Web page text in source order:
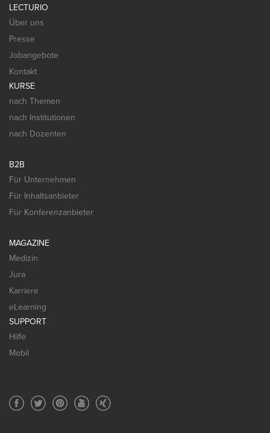
LECTURIO
Über uns
Presse
Jobangebote
Kontakt
KURSE
nach Themen
nach Institutionen
nach Dozenten
B2B
Für Unternehmen
Für Inhaltsanbieter
Für Konferenzanbieter
MAGAZINE
Medizin
Jura
Karriere
eLearning
SUPPORT
Hilfe
Mobil